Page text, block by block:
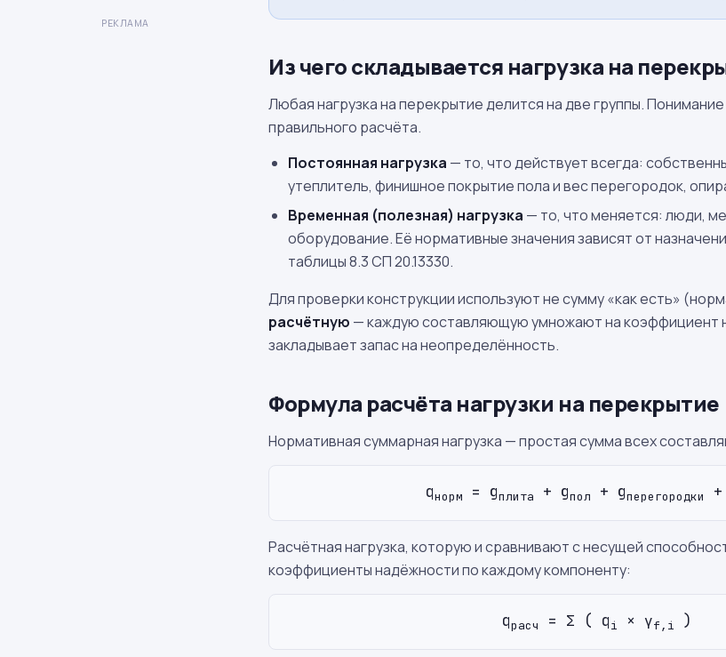
Из чего складывается нагрузка на
Любая нагрузка на перекрытие делится на две группы.
правильного расчёта.
Постоянная нагрузка — то, что действует всегда:
утеплитель, финишное покрытие пола и вес перегородок,
Временная (полезная) нагрузка — то, что меняется: люди,
оборудование. Её нормативные значения зависят от
таблицы 8.3 СП 20.13330.
Для проверки конструкции используют не сумму «как есть»
расчётную — каждую составляющую умножают на коэффициент
закладывает запас на неопределённость.
Формула расчёта нагрузки на перекрытие
Нормативная суммарная нагрузка — простая сумма всех
qнорм = gплита + gпол + gперегородки
Расчётная нагрузка, которую и сравнивают с несущей
коэффициенты надёжности по каждому компоненту:
qрасч = Σ ( qi × γf,i )
РЕКЛАМА